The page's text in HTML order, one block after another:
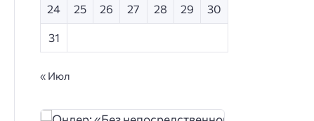
24 25 26 27 28 29 30
31
« Июл